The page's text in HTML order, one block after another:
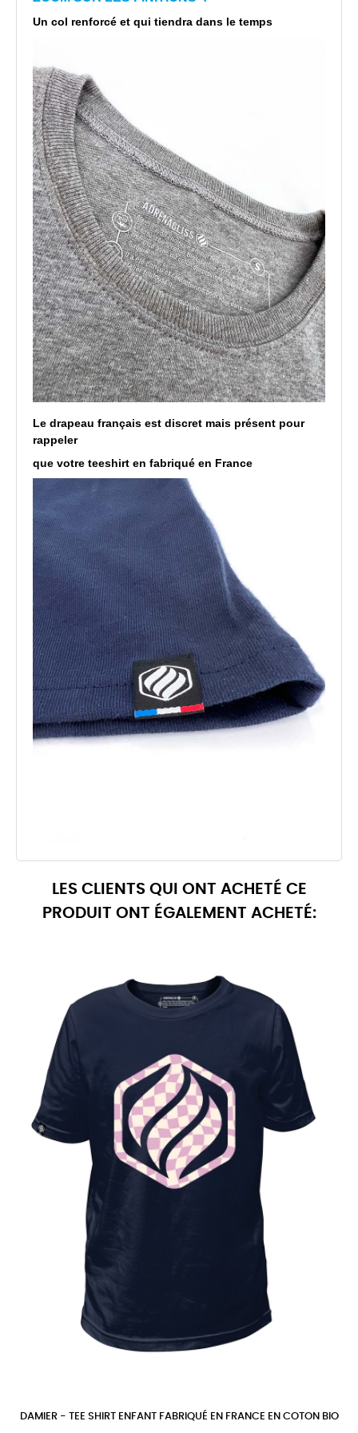
Un col renforcé et qui tiendra dans le temps
Le drapeau français est discret mais présent pour
rappeler
que votre teeshirt en fabriqué en France
LES CLIENTS QUI ONT ACHETÉ CE
PRODUIT ONT ÉGALEMENT ACHETÉ:
DAMIER - TEE SHIRT ENFANT FABRIQUÉ EN FRANCE EN COTON BIO